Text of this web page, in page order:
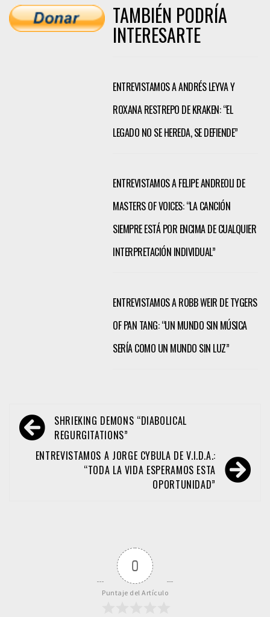
TAMBIÉN PODRÍA
INTERESARTE
ENTREVISTAMOS A ANDRÉS LEYVA Y
ROXANA RESTREPO DE KRAKEN: “EL
LEGADO NO SE HEREDA, SE DEFIENDE”
ENTREVISTAMOS A FELIPE ANDREOLI DE
MASTERS OF VOICES: “LA CANCIÓN
SIEMPRE ESTÁ POR ENCIMA DE CUALQUIER
INTERPRETACIÓN INDIVIDUAL”
ENTREVISTAMOS A ROBB WEIR DE TYGERS
OF PAN TANG: “UN MUNDO SIN MÚSICA
SERÍA COMO UN MUNDO SIN LUZ”
Navegación
de
entradas
SHRIEKING DEMONS “DIABOLICAL
REGURGITATIONS”
ENTREVISTAMOS A JORGE CYBULA DE V.I.D.A.:
“TODA LA VIDA ESPERAMOS ESTA
OPORTUNIDAD”
0
Puntaje del Artículo